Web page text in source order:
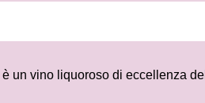
è un vino liquoroso di eccellenza